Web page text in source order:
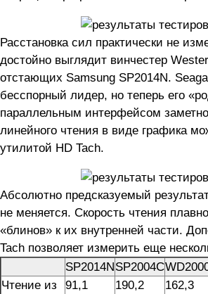
Расстановка сил практически не
достойно выглядит винчестер
отстающих Samsung SP2014N.
бесспорный лидер, но теперь его
параллельным интерфейсом заметно
линейного чтения в виде графика
утилитой HD Tach.
Абсолютно предсказуемый
не меняется. Скорость чтения
«блинов» к их внутренней части.
Tach позволяет измерить еще
SP2014NSP2004C
Чтение из 91,1 190,2 162,3